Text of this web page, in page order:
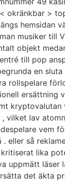
okränkbar >
hemsidan
musiker till
objekt
till pop
en
rollspelare
ersättning
vilket lav
vem
eller så
lika
uppmätt läser
det äkta